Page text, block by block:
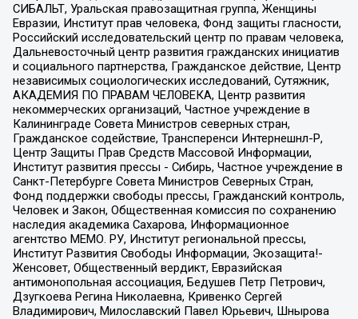
СИБАЛЬТ, Уральская правозащитная группа, Женщины
Евразии, Институт прав человека, Фонд защиты гласности,
Российский исследовательский центр по правам человека,
Дальневосточный центр развития гражданских инициатив
и социального партнерства, Гражданское действие, Центр
независимых социологических исследований, Сутяжник,
АКАДЕМИЯ ПО ПРАВАМ ЧЕЛОВЕКА, Центр развития
некоммерческих организаций, Частное учреждение в
Калининграде Совета Министров северных стран,
Гражданское содействие, Трансперенси Интернешнл-Р,
Центр Защиты Прав Средств Массовой Информации,
Институт развития прессы - Сибирь, Частное учреждение в
Санкт-Петербурге Совета Министров Северных Стран,
Фонд поддержки свободы прессы, Гражданский контроль,
Человек и Закон, Общественная комиссия по сохранению
наследия академика Сахарова, Информационное
агентство МЕМО. РУ, Институт региональной прессы,
Институт Развития Свободы Информации, Экозащита!-
Женсовет, Общественный вердикт, Евразийская
антимонопольная ассоциация, Бедушев Петр Петрович,
Дзугкоева Регина Николаевна, Кривенко Сергей
Владимирович, Милославский Павел Юрьевич, Шнырова